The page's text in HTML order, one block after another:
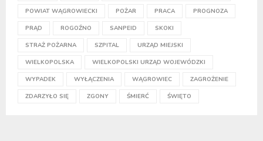
POWIAT WĄGROWIECKI POŻAR PRACA PROGNOZA
PRĄD ROGOŹNO SANPEID SKOKI
STRAŻ POŻARNA SZPITAL URZĄD MIEJSKI
WIELKOPOLSKA WIELKOPOLSKI URZĄD WOJEWÓDZKI
WYPADEK WYŁĄCZENIA WĄGROWIEC ZAGROŻENIE
ZDARZYŁO SIĘ ZGONY ŚMIERĆ ŚWIĘTO